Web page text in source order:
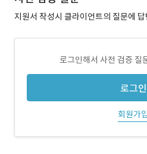
지원서 작성시 클라이언트의 질문에
로그인해서 사전 검증 질
로그인
회원가입